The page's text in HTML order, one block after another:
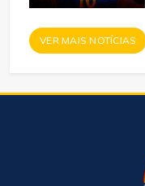
VER MAIS NOTÍCIAS